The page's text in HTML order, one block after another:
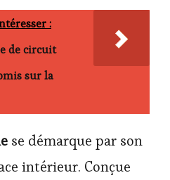
:
de circuit
sur la
se démarque par son
intérieur. Conçue